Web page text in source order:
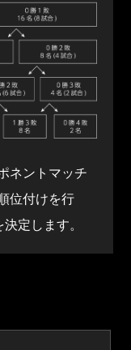
ネントマッチ
位付けを行
定します。